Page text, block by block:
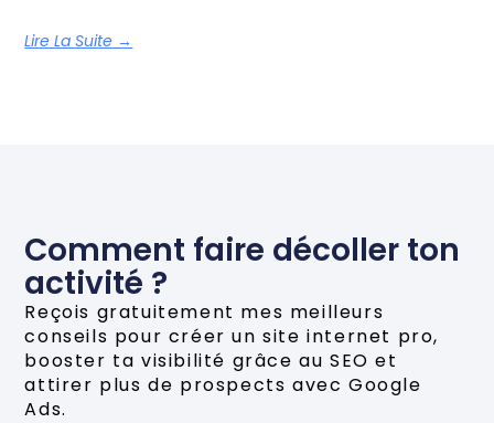
Lire La Suite →
Comment faire décoller ton
activité ?
Reçois gratuitement mes meilleurs
conseils pour créer un site internet pro,
booster ta visibilité grâce au SEO et
attirer plus de prospects avec Google
Ads.